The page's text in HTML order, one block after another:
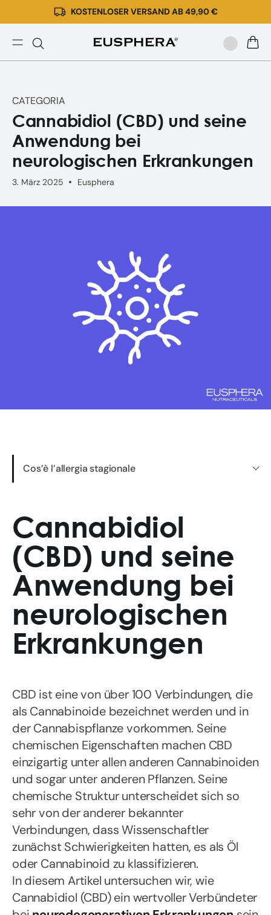
zum
Inhalt
KOSTENLOSER VERSAND AB 49,90 €
bei
neurologischen
Erkrankungen
CATEGORIA
Cannabidiol (CBD) und seine
Anwendung bei
neurologischen Erkrankungen
3. März 2025 Eusphera
Cos’è l’allergia stagionale
Cannabidiol
(CBD) und seine
Anwendung bei
neurologischen
Erkrankungen
CBD ist eine von über 100 Verbindungen, die
als Cannabinoide bezeichnet werden und in
der Cannabispflanze vorkommen. Seine
chemischen Eigenschaften machen CBD
einzigartig unter allen anderen Cannabinoiden
und sogar unter anderen Pflanzen. Seine
chemische Struktur unterscheidet sich so
sehr von der anderer bekannter
Verbindungen, dass Wissenschaftler
zunächst Schwierigkeiten hatten, es als Öl
oder Cannabinoid zu klassifizieren.
In diesem Artikel untersuchen wir, wie
Cannabidiol (CBD) ein wertvoller Verbündeter